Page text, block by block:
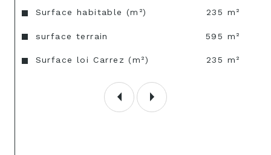
Surface habitable (m²) 235 m²
surface terrain 595 m²
Surface loi Carrez (m²) 235 m²